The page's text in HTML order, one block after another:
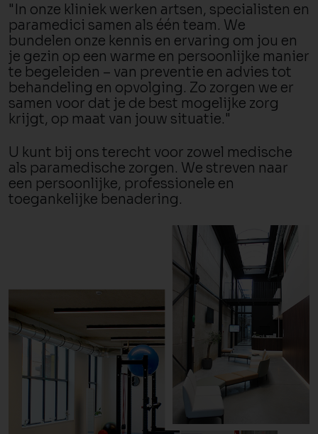
"In onze kliniek werken artsen, specialisten en
paramedici samen als één team. We
bundelen onze kennis en ervaring om jou en
je gezin op een warme en persoonlijke manier
te begeleiden – van preventie en advies tot
behandeling en opvolging. Zo zorgen we er
samen voor dat je de best mogelijke zorg
krijgt, op maat van jouw situatie."
U kunt bij ons terecht voor zowel medische
als paramedische zorgen. We streven naar
een persoonlijke, professionele en
toegankelijke benadering.